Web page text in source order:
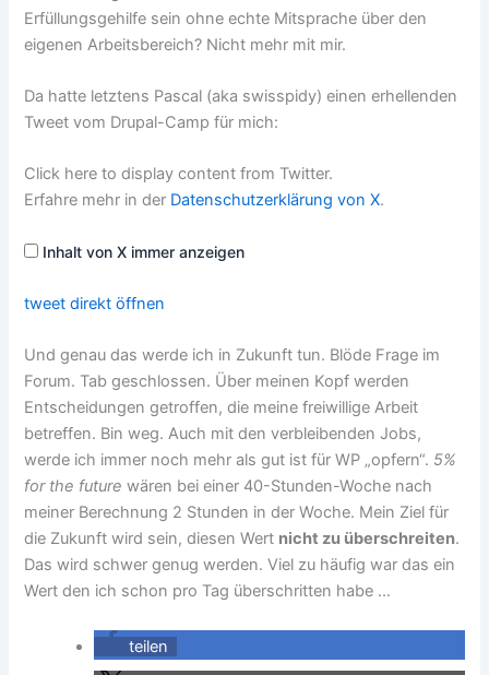
Erfüllungsgehilfe sein ohne echte Mitsprache über den
eigenen Arbeitsbereich? Nicht mehr mit mir.
Da hatte letztens Pascal (aka swisspidy) einen erhellenden
Tweet vom Drupal-Camp für mich:
Inhalt
von
X
Click here to display content from Twitter.
Erfahre mehr in der Datenschutzerklärung von X.
Inhalt von X immer anzeigen
tweet direkt öffnen
Und genau das werde ich in Zukunft tun. Blöde Frage im
Forum. Tab geschlossen. Über meinen Kopf werden
Entscheidungen getroffen, die meine freiwillige Arbeit
betreffen. Bin weg. Auch mit den verbleibenden Jobs,
werde ich immer noch mehr als gut ist für WP „opfern“. 5%
for the future wären bei einer 40-Stunden-Woche nach
meiner Berechnung 2 Stunden in der Woche. Mein Ziel für
die Zukunft wird sein, diesen Wert nicht zu überschreiten.
Das wird schwer genug werden. Viel zu häufig war das ein
Wert den ich schon pro Tag überschritten habe …
teilen